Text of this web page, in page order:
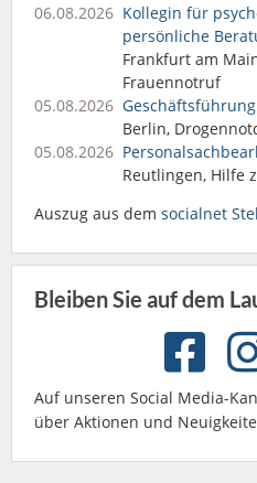
06.08.2026 Kollegin für
persönliche
Frankfurt am
Frauennotruf
05.08.2026
Berlin,
05.08.2026
Reutlingen, Hilfe
Auszug aus dem socialnet
Bleiben Sie auf dem
Auf unseren Social Media-
über Aktionen und